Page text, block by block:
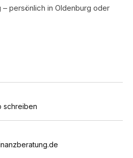
persönlich in Oldenburg oder
schreiben